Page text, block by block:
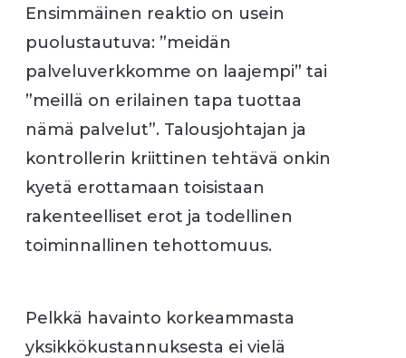
Ensimmäinen reaktio on usein
puolustautuva: ”meidän
palveluverkkomme on laajempi” tai
”meillä on erilainen tapa tuottaa
nämä palvelut”. Talousjohtajan ja
kontrollerin kriittinen tehtävä onkin
kyetä erottamaan toisistaan
rakenteelliset erot ja todellinen
toiminnallinen tehottomuus.
Pelkkä havainto korkeammasta
yksikkökustannuksesta ei vielä